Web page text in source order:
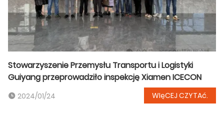
Stowarzyszenie Przemysłu Transportu i Logistyki
Guiyang przeprowadziło inspekcję Xiamen ICECON
2024/01/24 WIęCEJ CZYTAć.